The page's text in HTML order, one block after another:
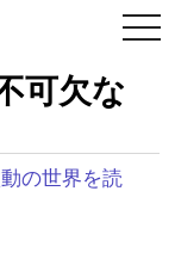
可欠な
の世界を読